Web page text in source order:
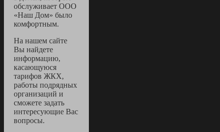
обслуживает ООО
«Наш Дом» было
комфортным.
На нашем сайте
Вы найдете
информацию,
касающуюся
тарифов ЖКХ,
работы подрядных
организаций и
сможете задать
интересующие Вас
вопросы.